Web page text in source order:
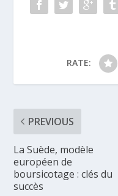
RATE:
PREVIOUS
La Suède, modèle
européen de
boursicotage : clés du
succès